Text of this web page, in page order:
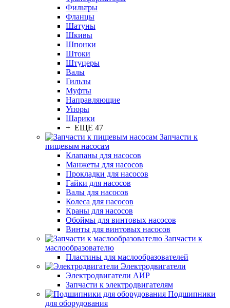
Фильтры
Фланцы
Шатуны
Шкивы
Шпонки
Штоки
Штуцеры
Валы
Гильзы
Муфты
Направляющие
Упоры
Шарики
+ ЕЩЕ 47
Запчасти к
пищевым насосам
Клапаны для насосов
Манжеты для насосов
Прокладки для насосов
Гайки для насосов
Валы для насосов
Колеса для насосов
Краны для насосов
Обоймы для винтовых насосов
Винты для винтовых насосов
Запчасти к
маслообразователю
Пластины для маслообразователей
Электродвигатели
Электродвигатели АИР
Запчасти к электродвигателям
Подшипники
для оборудования